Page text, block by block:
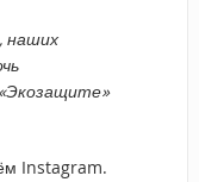
наших
Instagram.